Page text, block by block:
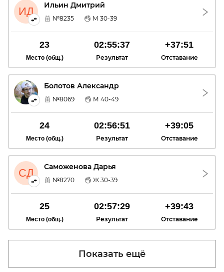
ИД Ильин Дмитрий
№8235 М 30-39
23
Место (общ.)
02:55:37
Результат
+37:51
Отставание
БА Болотов Александр
№8069 М 40-49
24
Место (общ.)
02:56:51
Результат
+39:05
Отставание
СД Саможенова Дарья
№8270 Ж 30-39
25
Место (общ.)
02:57:29
Результат
+39:43
Отставание
Показать ещё